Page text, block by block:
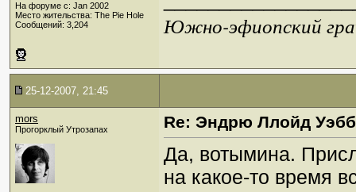
На форуме с: Jan 2002
Место жительства: The Pie Hole
Сообщений: 3,204
Южно-эфиопский
25-12-2007, 21:45
mors
Прогорклый Утрозапах Re: Эндрю Ллойд
Да, вотымина.
на какое-то время